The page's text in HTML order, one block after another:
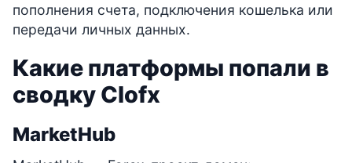
пополнения счета, подключения кошелька или
передачи личных данных.
Какие платформы попали в
сводку Clofx
MarketHub